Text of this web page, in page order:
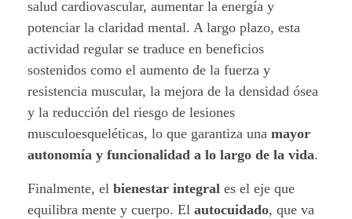
u
d
y
r
e
s
salud cardiovascular, aumentar la energía y
potenciar la claridad mental. A largo plazo, esta
actividad regular se traduce en beneficios
sostenidos como el aumento de la fuerza y
resistencia muscular, la mejora de la densidad ósea
y la reducción del riesgo de lesiones
musculoesqueléticas, lo que garantiza una mayor
autonomía y funcionalidad a lo largo de la vida.
Finalmente, el bienestar integral es el eje que
equilibra mente y cuerpo. El autocuidado, que va